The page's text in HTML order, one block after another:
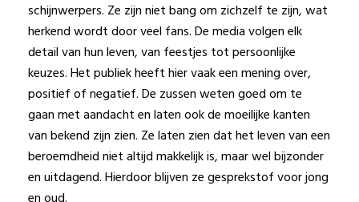
schijnwerpers. Ze zijn niet bang om zichzelf te zijn, wat
herkend wordt door veel fans. De media volgen elk
detail van hun leven, van feestjes tot persoonlijke
keuzes. Het publiek heeft hier vaak een mening over,
positief of negatief. De zussen weten goed om te
gaan met aandacht en laten ook de moeilijke kanten
van bekend zijn zien. Ze laten zien dat het leven van een
beroemdheid niet altijd makkelijk is, maar wel bijzonder
en uitdagend. Hierdoor blijven ze gesprekstof voor jong